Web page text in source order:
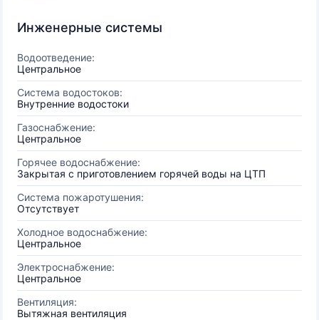
Инженерные системы
Водоотведение:
Центральное
Система водостоков:
Внутренние водостоки
Газоснабжение:
Центральное
Горячее водоснабжение:
Закрытая с приготовлением горячей воды на ЦТП
Система пожаротушения:
Отсутствует
Холодное водоснабжение:
Центральное
Электроснабжение:
Центральное
Вентиляция:
Вытяжная вентиляция